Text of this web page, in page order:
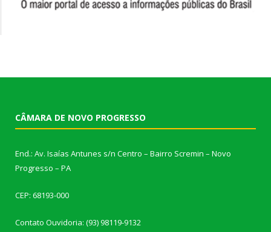
CÂMARA DE NOVO PROGRESSO
End.: Av. Isaías Antunes s/n Centro – Bairro Scremin – Novo
Progresso – PA
CEP: 68193-000
Contato Ouvidoria: (93) 98119-9132